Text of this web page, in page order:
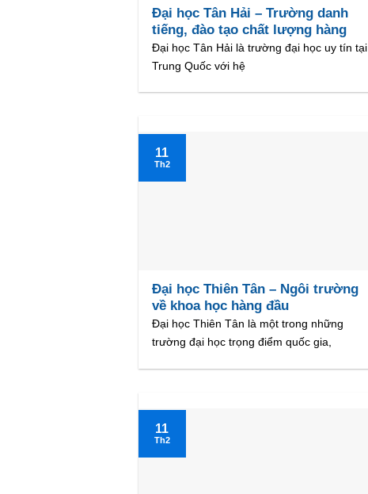
Đại học Tân Hải – Trường danh
tiếng, đào tạo chất lượng hàng
đầu
Đại học Tân Hải là trường đại học uy tín tại
Trung Quốc với hệ
Đại học Thiên Tân – Ngôi trường
về khoa học hàng đầu
Đại học Thiên Tân là một trong những
trường đại học trọng điểm quốc gia,
11
Th2
11
Th2